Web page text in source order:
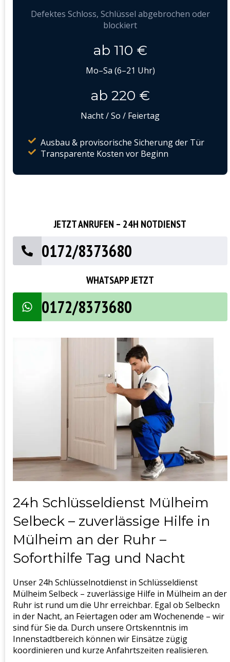
Defektes Schloss, Schlüssel abgebrochen oder
blockiert
ab 110 €
Mo–Sa (6–21 Uhr)
ab 220 €
Nacht / So / Feiertag
Ausbau & provisorische Sicherung der Tür
Transparente Kosten vor Beginn
JETZT ANRUFEN – 24H NOTDIENST
0172/8373680
WHATSAPP JETZT
0172/8373680
24h Schlüsseldienst Mülheim
Selbeck – zuverlässige Hilfe in
Mülheim an der Ruhr –
Soforthilfe Tag und Nacht
Unser 24h Schlüsselnotdienst in Schlüsseldienst
Mülheim Selbeck – zuverlässige Hilfe in Mülheim an der
Ruhr ist rund um die Uhr erreichbar. Egal ob Selbeckn
in der Nacht, an Feiertagen oder am Wochenende – wir
sind für Sie da. Durch unsere Ortskenntnis im
Innenstadtbereich können wir Einsätze zügig
koordinieren und kurze Anfahrtszeiten realisieren.